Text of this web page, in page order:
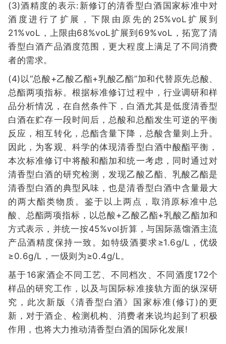
(3)酒精度的表示:新修订的清香型白酒国家标准中对
酒度进行了扩展，下限由原先的25%voL扩展到
21%voL，上限由68%voL扩展到69%voL，拓宽了清
香型白酒产品酒度范围，更大程度上满足了不同消费
者的需求。
(4)以“总酸+乙酸乙酯+乳酸乙酯”加和代替原先总酸、
总酯两项指标。根据标准修订过程中，行业调研和样
品分析情况，在自然条件下，白酒尤其是低度清香型
白酒在贮存一段时间后，总酸和总酯发生可逆的平衡
反应，相互转化，总酯含量下降，总酸含量则上升。
因此，为客观、科学的体现清香型白酒中酸酯平衡，
本次标准修订中将酸和酯加和统一考虑，同时通过对
清香型白酒的研究检测，发现乙酸乙酯、乳酸乙酯是
清香型白酒的典型风味，也是清香型白酒中含量最大
的两大酯类物质。鉴于以上两点，取消原标准中总
酸、总酯两项指标，以总酸+乙酸乙酯+乳酸乙酯加和
方式表示，并统一按45%vol折算，与国际蒸馏酒主流
产品酒精度保持一致。如特级酒要求≥1.6g/L，优级
≥0.6g/L，一级则为≥0.4g/L。
基于16家酒企不同工艺、不同档次、不同酒度172个
样品的研究工作，以及与国际标准接轨方面的纵深研
究，此次新版《清香型白酒》国家标准(修订)的更
新，对于酒企、检测机构、消费者来说均起到了积极
作用，也将大力推动清香型白酒的国际化发展!